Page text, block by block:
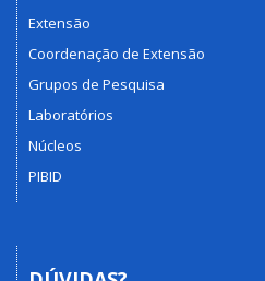
Extensão
Coordenação de Extensão
Grupos de Pesquisa
Laboratórios
Núcleos
PIBID